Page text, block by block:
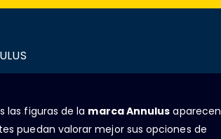
las figuras de la marca Annulus aparecen
puedan valorar mejor sus opciones de